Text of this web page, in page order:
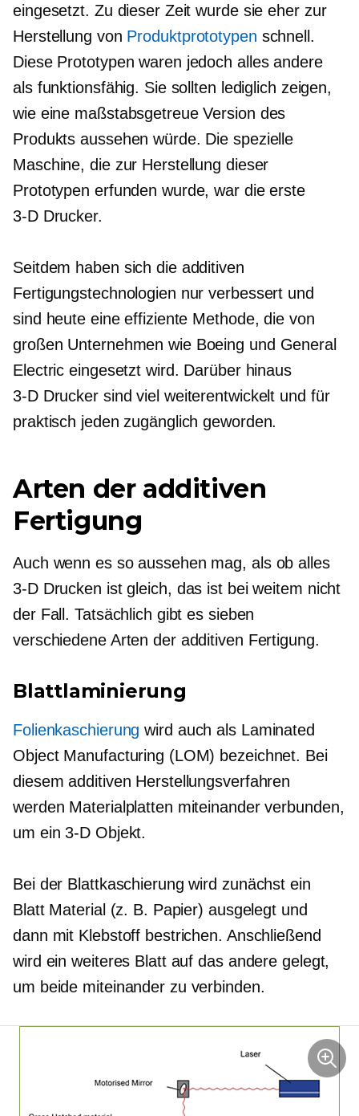
eingesetzt. Zu dieser Zeit wurde sie eher zur
Herstellung von Produktprototypen schnell.
Diese Prototypen waren jedoch alles andere
als funktionsfähig. Sie sollten lediglich zeigen,
wie eine maßstabsgetreue Version des
Produkts aussehen würde. Die spezielle
Maschine, die zur Herstellung dieser
Prototypen erfunden wurde, war die erste
3-DDrucker.
Seitdem haben sich die additiven
Fertigungstechnologien nur verbessert und
sind heute eine effiziente Methode, die von
großen Unternehmen wie Boeing und General
Electric eingesetzt wird. Darüber hinaus
3-DDrucker sind viel weiterentwickelt und für
praktisch jeden zugänglich geworden.
Arten der additiven
Fertigung
Auch wenn es so aussehen mag, als ob alles
3-DDrucken ist gleich, das ist bei weitem nicht
der Fall. Tatsächlich gibt es sieben
verschiedene Arten der additiven Fertigung.
Blattlaminierung
Folienkaschierung wird auch als Laminated
Object Manufacturing (LOM) bezeichnet. Bei
diesem additiven Herstellungsverfahren
werden Materialplatten miteinander verbunden,
um ein3-D Objekt.
Bei der Blattkaschierung wird zunächst ein
Blatt Material (z. B. Papier) ausgelegt und
dann mit Klebstoff bestrichen. Anschließend
wird ein weiteres Blatt auf das andere gelegt,
um beide miteinander zu verbinden.